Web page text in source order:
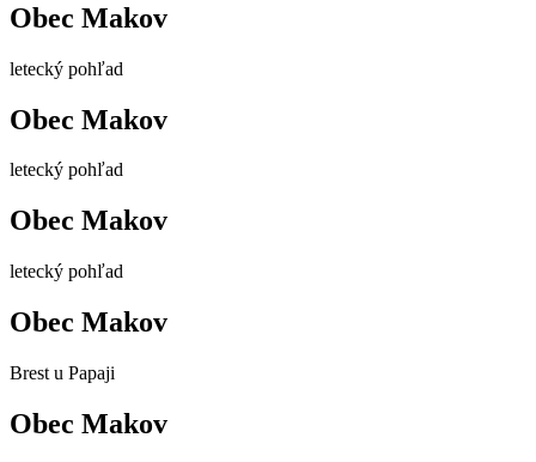
Obec Makov
letecký pohľad
Obec Makov
letecký pohľad
Obec Makov
letecký pohľad
Obec Makov
Brest u Papaji
Obec Makov